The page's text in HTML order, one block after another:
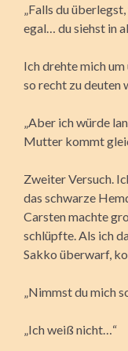
„Falls du
egal… du siehst in
Ich drehte mich
so recht zu deuten
„Aber ich würde
Mutter kommt
Zweiter Versuch.
das schwarze
Carsten machte
schlüpfte. Als ich
Sakko überwarf,
„Nimmst du mich
„Ich weiß nicht…“